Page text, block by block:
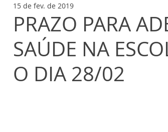
PRAZO PARA
SAÚDE NA
O DIA 28/02
15 de fev. de 2019